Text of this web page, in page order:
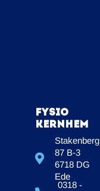
Fysio
Kernhem
Stakenberg
87 B-3
6718 DG
Ede
0318 -